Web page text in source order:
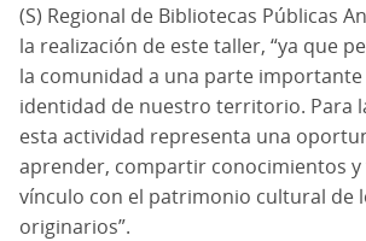
(S) Regional de Bibliotecas Públicas
la realización de este taller, “ya que
la comunidad a una parte importante
identidad de nuestro territorio. Para
esta actividad representa una
aprender, compartir conocimientos
vínculo con el patrimonio cultural de
originarios”.